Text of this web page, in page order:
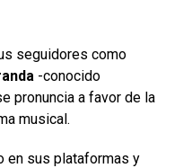
seguidores como
-conocido
pronuncia a favor de la
musical.
en sus plataformas y